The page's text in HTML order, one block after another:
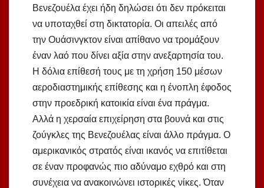
Βενεζουέλα έχει ήδη δηλώσει ότι δεν πρόκειται
να υποταχθεί στη δικτατορία. Οι απειλές από
την Ουάσινγκτον είναι απίθανο να τρομάξουν
έναν λαό που δίνει αξία στην ανεξαρτησία του.
Η δόλια επίθεσή τους με τη χρήση 150 μέσων
αεροδιαστημικής επίθεσης και η ένοπλη έφοδος
στην προεδρική κατοικία είναι ένα πράγμα.
Αλλά η χερσαία επιχείρηση στα βουνά και στις
ζούγκλες της Βενεζουέλας είναι άλλο πράγμα. Ο
αμερικανικός στρατός είναι ικανός να επιτίθεται
σε έναν προφανώς πιο αδύναμο εχθρό και στη
συνέχεια να ανακοινώνει ιστορικές νίκες. Όταν